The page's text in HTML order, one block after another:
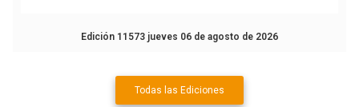
Edición 11573 jueves 06 de agosto de 2026
Todas las Ediciones